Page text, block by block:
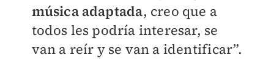
música adaptada, creo que a
todos les podría interesar, se
van a reír y se van a identificar”.